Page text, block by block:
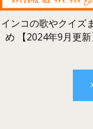
インコの歌やクイズ
め 【2024年9月更新